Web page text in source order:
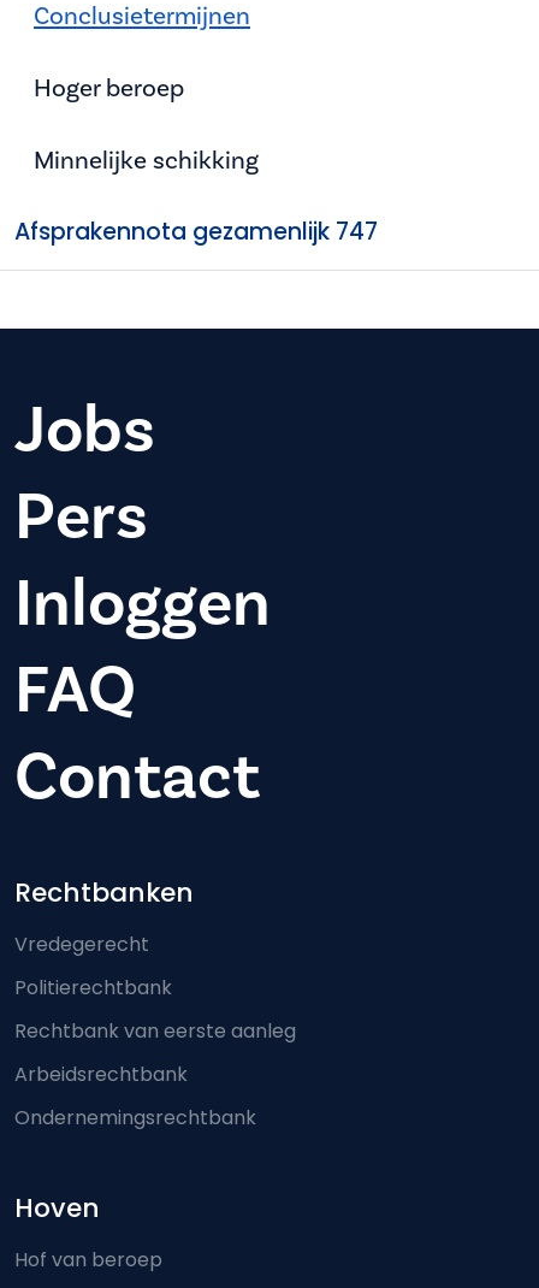
Conclusietermijnen
Hoger beroep
Minnelijke schikking
Afsprakennota gezamenlijk 747
Jobs
Pers
Inloggen
FAQ
Contact
Footer-menu
Rechtbanken
Vredegerecht
Politierechtbank
Rechtbank van eerste aanleg
Arbeidsrechtbank
Ondernemingsrechtbank
Hoven
Hof van beroep